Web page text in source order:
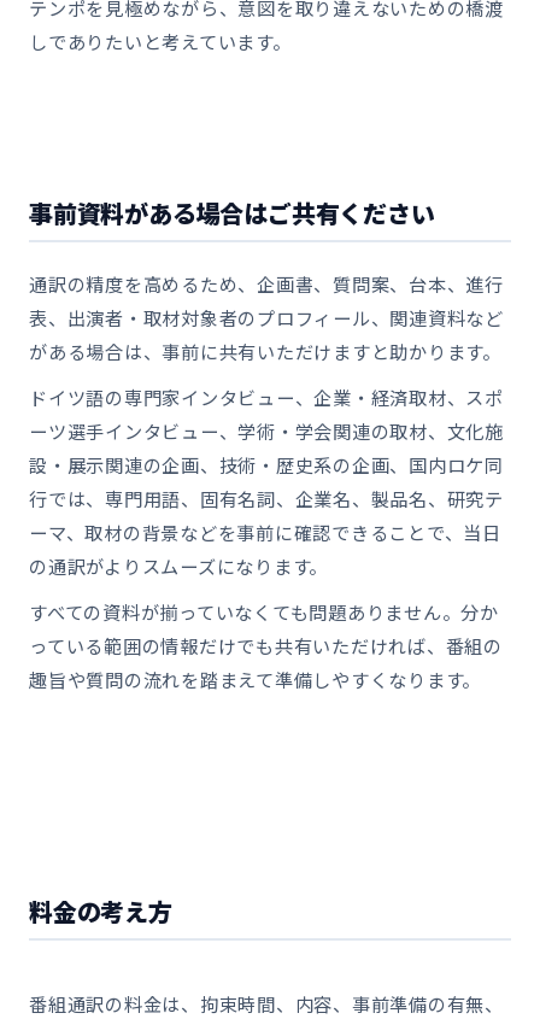
テンポを見極めながら、意図を取り違えないための橋渡
しでありたいと考えています。
事前資料がある場合はご共有ください
通訳の精度を高めるため、企画書、質問案、台本、進行
表、出演者・取材対象者のプロフィール、関連資料など
がある場合は、事前に共有いただけますと助かります。
ドイツ語の専門家インタビュー、企業・経済取材、スポ
ーツ選手インタビュー、学術・学会関連の取材、文化施
設・展示関連の企画、技術・歴史系の企画、国内ロケ同
行では、専門用語、固有名詞、企業名、製品名、研究テ
ーマ、取材の背景などを事前に確認できることで、当日
の通訳がよりスムーズになります。
すべての資料が揃っていなくても問題ありません。分か
っている範囲の情報だけでも共有いただければ、番組の
趣旨や質問の流れを踏まえて準備しやすくなります。
料金の考え方
番組通訳の料金は、拘束時間、内容、事前準備の有無、